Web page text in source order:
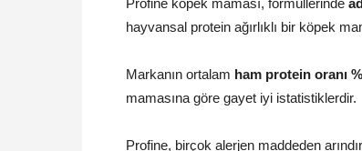
hayvansal protein ağırlıklı bir köpek
Markanın ortalam ham protein oranı
mamasına göre gayet iyi istatistiklerdir.
Profine, birçok alerjen maddeden